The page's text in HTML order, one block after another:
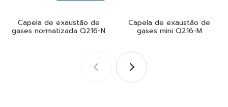
Capela de exaustão de
gases normatizada Q216-N
Capela de exaustão de
gases mini Q216-M